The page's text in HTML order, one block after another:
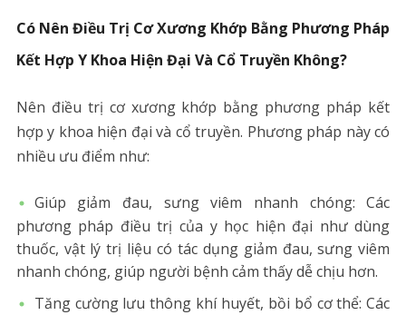
Có Nên Điều Trị Cơ Xương Khớp Bằng Phương Pháp
Kết Hợp Y Khoa Hiện Đại Và Cổ Truyền Không?
Nên điều trị cơ xương khớp bằng phương pháp kết
hợp y khoa hiện đại và cổ truyền. Phương pháp này có
nhiều ưu điểm như:
Giúp giảm đau, sưng viêm nhanh chóng: Các
phương pháp điều trị của y học hiện đại như dùng
thuốc, vật lý trị liệu có tác dụng giảm đau, sưng viêm
nhanh chóng, giúp người bệnh cảm thấy dễ chịu hơn.
Tăng cường lưu thông khí huyết, bồi bổ cơ thể: Các